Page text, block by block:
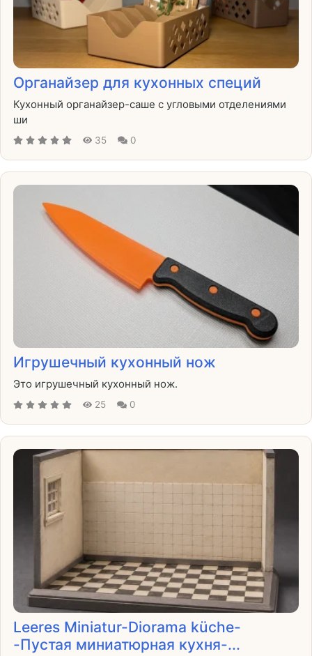
Органайзер для кухонных специй
Кухонный органайзер-саше с угловыми отделениями
ши
35 0
Игрушечный кухонный нож
Это игрушечный кухонный нож.
25 0
Leeres Miniatur-Diorama küche-
-Пустая миниатюрная кухня-...